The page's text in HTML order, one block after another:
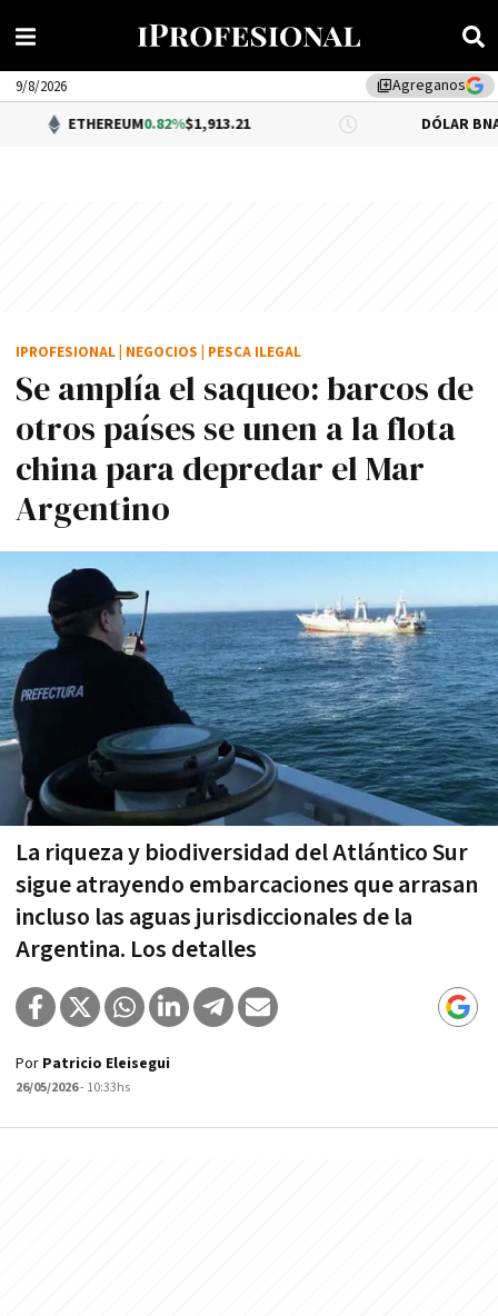
library_addAgreganos
9/8/2026
0.82%$1,913.21 DÓLAR BNA 0.34%
Se amplía el saqueo: barcos de
otros países se unen a la flota
china para depredar el Mar
Argentino
La riqueza y biodiversidad del Atlántico Sur
sigue atrayendo embarcaciones que arrasan
incluso las aguas jurisdiccionales de la
Argentina. Los detalles
IPROFESIONAL NEGOCIOS PESCA ILEGAL
Por Patricio Eleisegui
26/05/2026- 10:33hs